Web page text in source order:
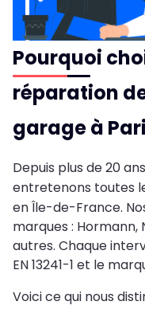
Pourquoi
réparation
garage à
Depuis plus de 20
entretenons toutes
en Île-de-France.
marques :
autres. Chaque
EN 13241-1 et le
Voici ce qui nous